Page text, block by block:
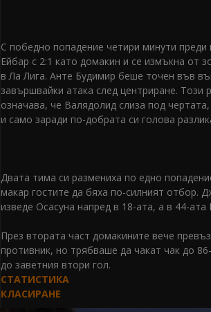
С победно попадение четири минути преди
Ейбар с 2:1 като домакин и се измъкна от
в Ла Лига. Анте Будимир беше точен във
завършвайки атака след центриране. Този
означава, че Валядолид слиза под
и само заради по-добрата си голова
Двата тима си размениха по едно
макар гостите да бяха по-силният отбор.
изведе Осасуна напред в 18-ата, а в 44-ата
През втората част домакините вече
противник, но трябваше да чакат чак до
до заветния втори гол.
СТАТИСТИКА
КЛАСИРАНЕ